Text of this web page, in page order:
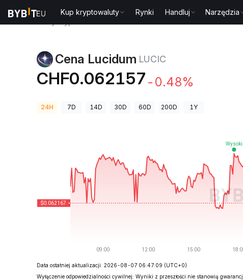
Kup kryptowaluty Rynki Handluj Narzędzia
Cena Lucidum LUCIC
CHF0.062157 -0.48%
24H 7D 14D 30D 60D 200D 1Y
Data ostatniej aktualizacji: 2026-08-07 06:47:09 (UTC+0)
Wyłączenie odpowiedzialności cywilnej: Wyniki z przeszłości nie stanowią